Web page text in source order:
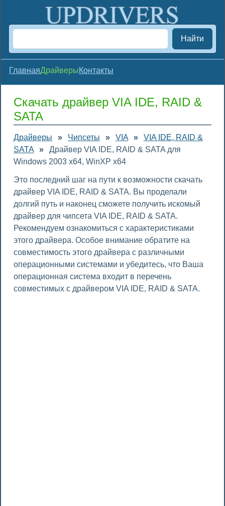
Найти
ГлавнаяДрайверыКонтакты
Скачать драйвер VIA IDE, RAID &
SATA
Драйверы » Чипсеты » VIA »
VIA IDE, RAID &
SATA
»
Драйвер VIA IDE, RAID & SATA для
Windows 2003 x64, WinXP x64
Это последний шаг на пути к возможности скачать
драйвер VIA IDE, RAID & SATA. Вы проделали
долгий путь и наконец сможете получить искомый
драйвер для чипсета VIA IDE, RAID & SATA.
Рекомендуем ознакомиться с характеристиками
этого драйвера. Особое внимание обратите на
совместимость этого драйвера с различными
операционными системами и убедитесь, что Ваша
операционная система входит в перечень
совместимых с драйвером VIA IDE, RAID & SATA.